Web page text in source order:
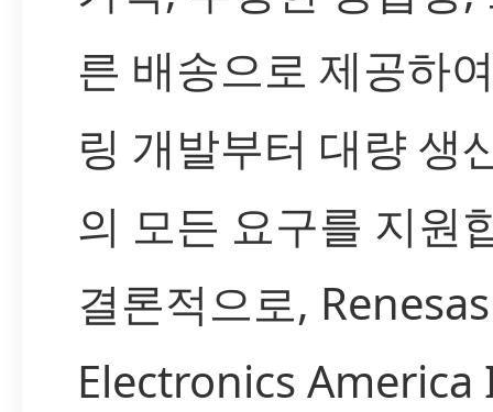
른 배송으로 제공하
링 개발부터 대량 생
의 모든 요구를 지원
결론적으로, Renesas
Electronics America